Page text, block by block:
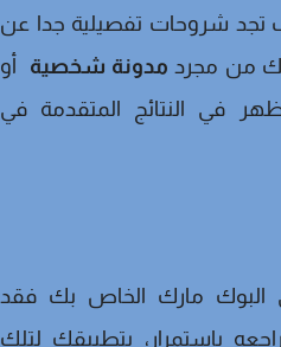
شروحات تفصيلية جدا عن
مجردمدونة شخصيةأو
النتائج المتقدمة في
مارك الخاص بك فقد
باستمرار، بتطبيقك لتلك